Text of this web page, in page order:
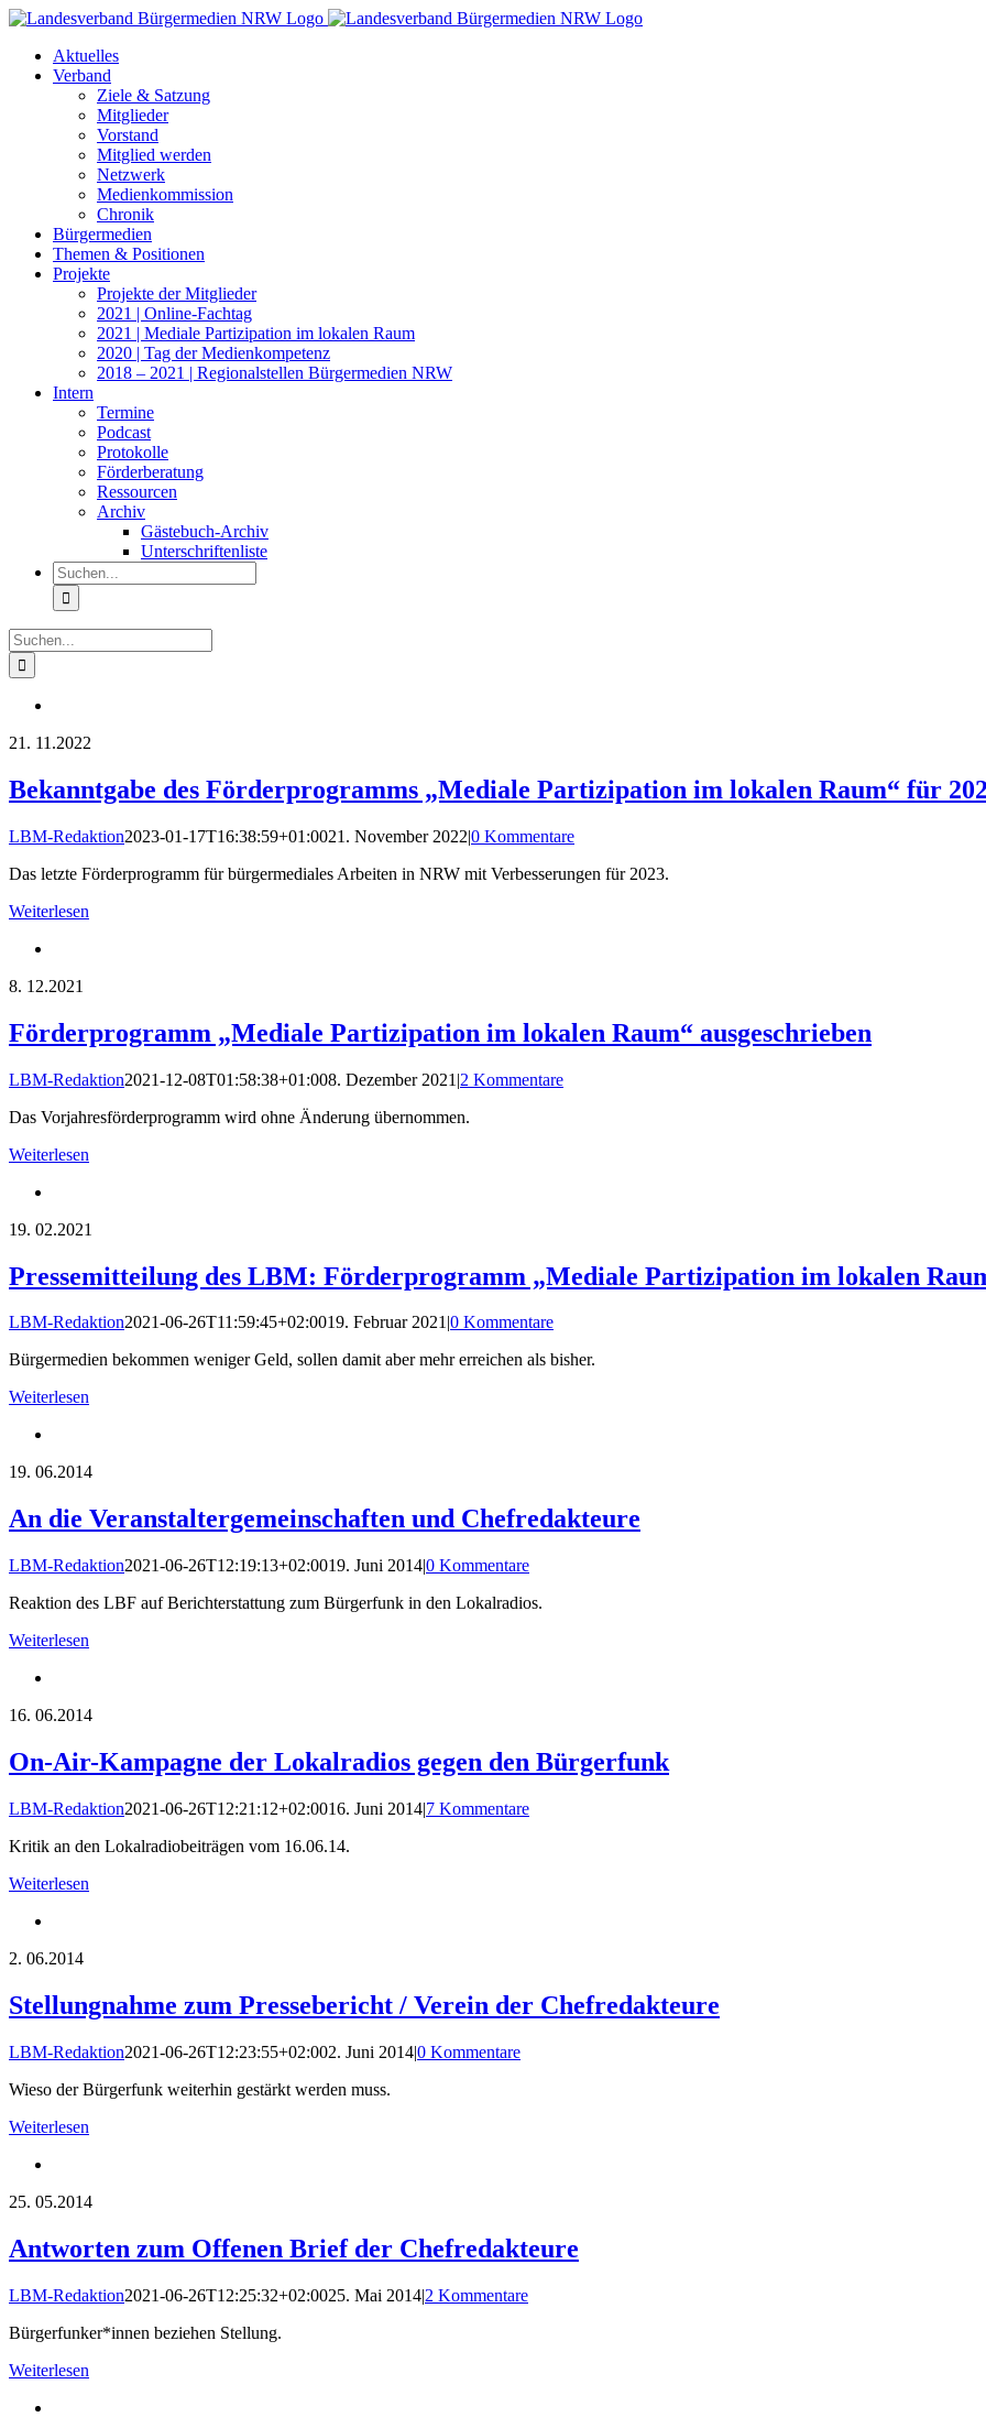
Zum
springenAktuelles
Verband
Ziele & Satzung
Mitglieder
Vorstand
Mitglied werden
Netzwerk
Medienkommission
Chronik
Bürgermedien
Themen & Positionen
Projekte
Projekte der Mitglieder
2021 | Online-Fachtag
2021 | Mediale Partizipation im lokalen Raum
2020 | Tag der Medienkompetenz
2018 – 2021 | Regionalstellen Bürgermedien NRW
Intern
Termine
Podcast
Protokolle
Förderberatung
Ressourcen
Archiv
Gästebuch-Archiv
Unterschriftenliste
Suche
nach:
Suche
nach:
21. 11.2022
Bekanntgabe des Förderprogramms „Mediale Partizipation im lokalen Raum“ für
LBM-Redaktion2023-01-17T16:38:59+01:0021. November 2022|0 Kommentare
Das letzte Förderprogramm für bürgermediales Arbeiten in NRW mit Verbesserungen für 2023.
Weiterlesen
8. 12.2021
Förderprogramm „Mediale Partizipation im lokalen Raum“ ausgeschrieben
LBM-Redaktion2021-12-08T01:58:38+01:008. Dezember 2021 |2 Kommentare
Das Vorjahresförderprogramm wird ohne Änderung übernommen.
Weiterlesen
19. 02.2021
Pressemitteilung des LBM: Förderprogramm „Mediale Partizipation im lokalen
LBM-Redaktion2021-06-26T11:59:45+02:0019. Februar 2021|0 Kommentare
Bürgermedien bekommen weniger Geld, sollen damit aber mehr erreichen als bisher.
Weiterlesen
19. 06.2014
An die Veranstaltergemeinschaften und Chefredakteure
LBM-Redaktion2021-06-26T12:19:13+02:0019. Juni 2014|0 Kommentare
Reaktion des LBF auf Berichterstattung zum Bürgerfunk in den Lokalradios.
Weiterlesen
16. 06.2014
On-Air-Kampagne der Lokalradios gegen den Bürgerfunk
LBM-Redaktion2021-06-26T12:21:12+02:0016. Juni 2014|7 Kommentare
Kritik an den Lokalradiobeiträgen vom 16.06.14.
Weiterlesen
2. 06.2014
Stellungnahme zum Pressebericht / Verein der Chefredakteure
LBM-Redaktion2021-06-26T12:23:55+02:002. Juni 2014|0 Kommentare
Wieso der Bürgerfunk weiterhin gestärkt werden muss.
Weiterlesen
25. 05.2014
Antworten zum Offenen Brief der Chefredakteure
LBM-Redaktion2021-06-26T12:25:32+02:0025. Mai 2014|2 Kommentare
Bürgerfunker*innen beziehen Stellung.
Weiterlesen